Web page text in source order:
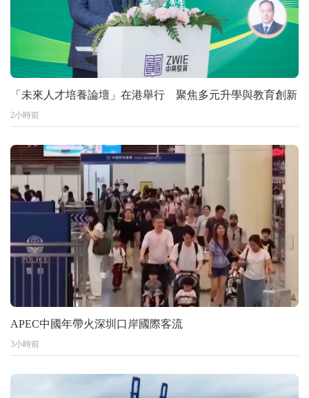
「未來人才培養論壇」在港舉行 聚焦多元升學與教育創新
2小時前
APEC中國年帶火深圳口岸國際客流
3小時前